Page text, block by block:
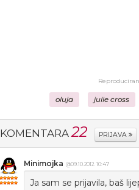
oluja julie cross
KOMENTARA 22 PRIJAVA
Minimojka @09.10.2012. 10:47
Ja sam se prijavila, baš